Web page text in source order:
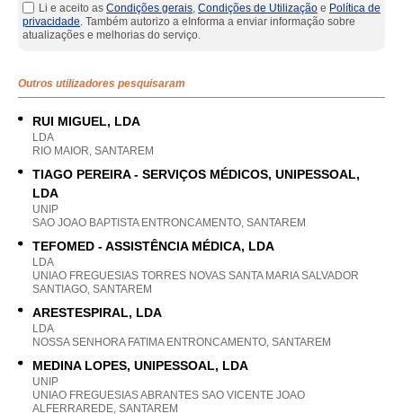
Li e aceito as Condições gerais, Condições de Utilização e Política de
privacidade. Também autorizo a eInforma a enviar informação sobre
atualizações e melhorias do serviço.
Outros utilizadores pesquisaram
RUI MIGUEL, LDA
LDA
RIO MAIOR, SANTAREM
TIAGO PEREIRA - SERVIÇOS MÉDICOS, UNIPESSOAL,
LDA
UNIP
SAO JOAO BAPTISTA ENTRONCAMENTO, SANTAREM
TEFOMED - ASSISTÊNCIA MÉDICA, LDA
LDA
UNIAO FREGUESIAS TORRES NOVAS SANTA MARIA SALVADOR
SANTIAGO, SANTAREM
ARESTESPIRAL, LDA
LDA
NOSSA SENHORA FATIMA ENTRONCAMENTO, SANTAREM
MEDINA LOPES, UNIPESSOAL, LDA
UNIP
UNIAO FREGUESIAS ABRANTES SAO VICENTE JOAO
ALFERRAREDE, SANTAREM